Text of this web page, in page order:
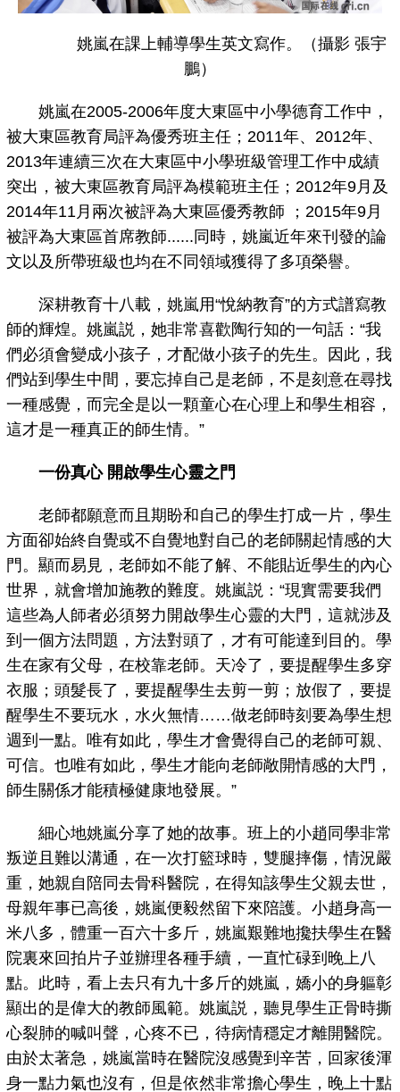
姚嵐在課上輔導學生英文寫作。（攝影 張宇
鵬）
姚嵐在2005-2006年度大東區中小學德育工作中，
被大東區教育局評為優秀班主任；2011年、2012年、
2013年連續三次在大東區中小學班級管理工作中成績
突出，被大東區教育局評為模範班主任；2012年9月及
2014年11月兩次被評為大東區優秀教師 ；2015年9月
被評為大東區首席教師......同時，姚嵐近年來刊發的論
文以及所帶班級也均在不同領域獲得了多項榮譽。
深耕教育十八載，姚嵐用“悅納教育”的方式譜寫教
師的輝煌。姚嵐説，她非常喜歡陶行知的一句話：“我
們必須會變成小孩子，才配做小孩子的先生。因此，我
們站到學生中間，要忘掉自己是老師，不是刻意在尋找
一種感覺，而完全是以一顆童心在心理上和學生相容，
這才是一種真正的師生情。”
一份真心 開啟學生心靈之門
老師都願意而且期盼和自己的學生打成一片，學生
方面卻始終自覺或不自覺地對自己的老師關起情感的大
門。顯而易見，老師如不能了解、不能貼近學生的內心
世界，就會增加施教的難度。姚嵐説：“現實需要我們
這些為人師者必須努力開啟學生心靈的大門，這就涉及
到一個方法問題，方法對頭了，才有可能達到目的。學
生在家有父母，在校靠老師。天冷了，要提醒學生多穿
衣服；頭髮長了，要提醒學生去剪一剪；放假了，要提
醒學生不要玩水，水火無情……做老師時刻要為學生想
週到一點。唯有如此，學生才會覺得自己的老師可親、
可信。也唯有如此，學生才能向老師敞開情感的大門，
師生關係才能積極健康地發展。”
細心地姚嵐分享了她的故事。班上的小趙同學非常
叛逆且難以溝通，在一次打籃球時，雙腿摔傷，情況嚴
重，她親自陪同去骨科醫院，在得知該學生父親去世，
母親年事已高後，姚嵐便毅然留下來陪護。小趙身高一
米八多，體重一百六十多斤，姚嵐艱難地攙扶學生在醫
院裏來回拍片子並辦理各種手續，一直忙碌到晚上八
點。此時，看上去只有九十多斤的姚嵐，嬌小的身軀彰
顯出的是偉大的教師風範。姚嵐説，聽見學生正骨時撕
心裂肺的喊叫聲，心疼不已，待病情穩定才離開醫院。
由於太著急，姚嵐當時在醫院沒感覺到辛苦，回家後渾
身一點力氣也沒有，但是依然非常擔心學生，晚上十點